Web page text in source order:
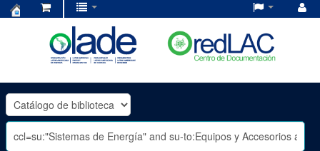
OLADE
-